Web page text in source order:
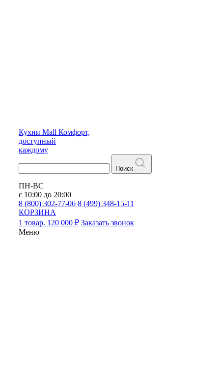
Кухни Mall Комфорт,
доступный
каждому
Поиск
ПН-ВС
с 10:00 до 20:00
8 (800) 302-77-06 8 (499) 348-15-11
КОРЗИНА
1 товар. 120 000 ₽ Заказать звонок
Меню